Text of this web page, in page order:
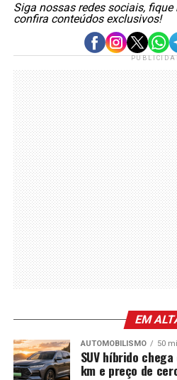
Siga nossas redes sociais,
confira conteúdos exclusivos!
EM
AUTOMOBILISMO 50
SUV híbrido
km e preço de